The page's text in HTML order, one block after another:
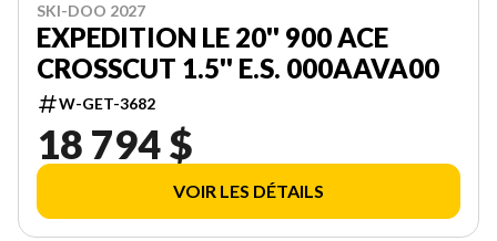
SKI-DOO 2027
EXPEDITION LE 20'' 900 ACE
CROSSCUT 1.5'' E.S. 000AAVA00
W-GET-3682
18 794 $
VOIR LES DÉTAILS